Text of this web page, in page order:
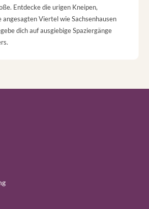
Entdecke die urigen Kneipen,
angesagten Viertel wie Sachsenhausen
dich auf ausgiebige Spaziergänge